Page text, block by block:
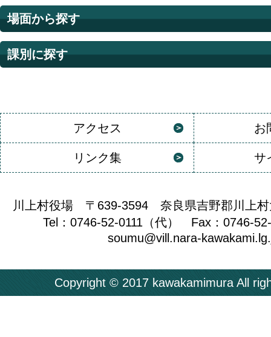
場面から探す
課別に探す
アクセス お
リンク集 サ
川上村役場 〒639-3594 奈良県吉野郡川上村
Tel：0746-52-0111（代） Fax：0746-
soumu@vill.nara-
Copyright © 2017 kawakamimura All